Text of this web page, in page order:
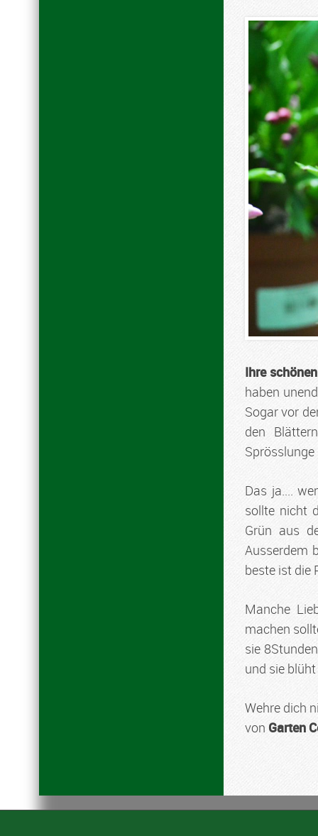
Ihre
haben
Sogar vor
den
Das ja....
sollte nicht
Grün aus
Ausserdem
beste ist die
Manche
machen
sie
und sie
Wehre dich
von Garten